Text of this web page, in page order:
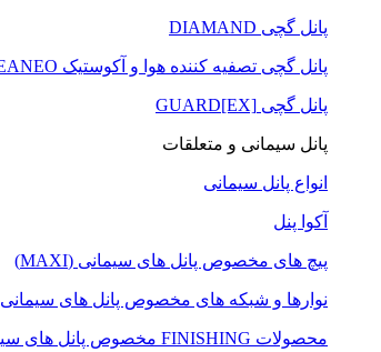
پانل گچی DIAMAND
پانل گچی تصفیه کننده هوا و آکوستیک CLEANEO
پانل گچی GUARD[EX]
پانل سیمانی و متعلقات
انواع پانل سیمانی
آکوا پنل
پیچ های مخصوص پانل های سیمانی (MAXI)
نوارها و شبکه های مخصوص پانل های سیمانی
محصولات FINISHING مخصوص پانل های سیمانی